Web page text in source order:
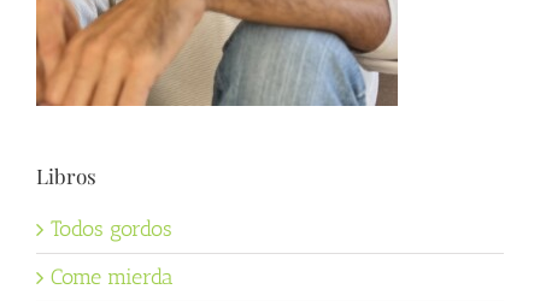
Libros
Todos gordos
Come mierda